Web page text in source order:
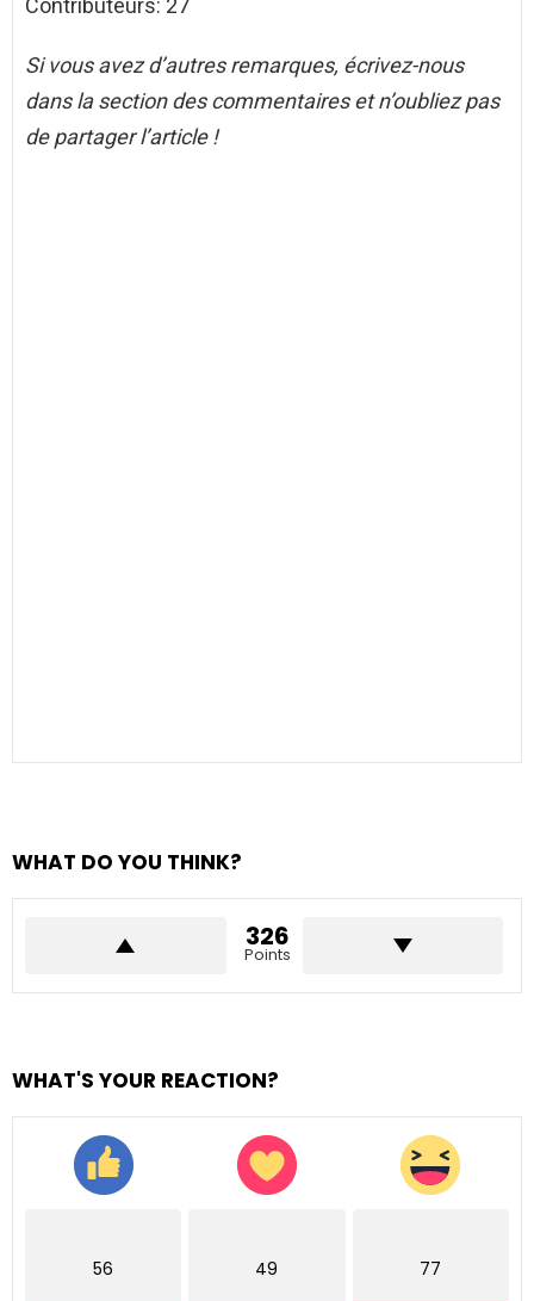
Si vous avez d’autres remarques, écrivez-nous
dans la section des commentaires et n’oubliez pas
de partager l’article !
WHAT DO YOU THINK?
326
Points
WHAT'S YOUR REACTION?
56 49 77